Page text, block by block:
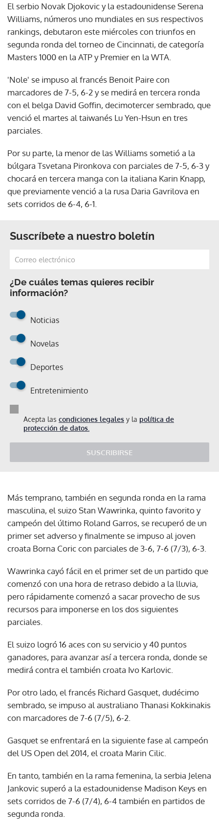
El serbio Novak Djokovic y la estadounidense Serena
Williams, números uno mundiales en sus respectivos
rankings, debutaron este miércoles con triunfos en
segunda ronda del torneo de Cincinnati, de categoría
Masters 1000 en la ATP y Premier en la WTA.
'Nole' se impuso al francés Benoit Paire con
marcadores de 7-5, 6-2 y se medirá en tercera ronda
con el belga David Goffin, decimotercer sembrado, que
venció el martes al taiwanés Lu Yen-Hsun en tres
parciales.
Por su parte, la menor de las Williams sometió a la
búlgara Tsvetana Pironkova con parciales de 7-5, 6-3 y
chocará en tercera manga con la italiana Karin Knapp,
que previamente venció a la rusa Daria Gavrilova en
sets corridos de 6-4, 6-1.
Suscríbete a nuestro boletín
¿De cuáles temas quieres recibir
información?
Noticias
Novelas
Deportes
Entretenimiento
Acepta las condiciones legales y la política de
protección de datos.
SUSCRIBIRSE
Más temprano, también en segunda ronda en la rama
masculina, el suizo Stan Wawrinka, quinto favorito y
campeón del último Roland Garros, se recuperó de un
primer set adverso y finalmente se impuso al joven
croata Borna Coric con parciales de 3-6, 7-6 (7/3), 6-3.
Wawrinka cayó fácil en el primer set de un partido que
comenzó con una hora de retraso debido a la lluvia,
pero rápidamente comenzó a sacar provecho de sus
recursos para imponerse en los dos siguientes
parciales.
El suizo logró 16 aces con su servicio y 40 puntos
ganadores, para avanzar así a tercera ronda, donde se
medirá contra el también croata Ivo Karlovic.
Por otro lado, el francés Richard Gasquet, dudécimo
sembrado, se impuso al australiano Thanasi Kokkinakis
con marcadores de 7-6 (7/5), 6-2.
Gasquet se enfrentará en la siguiente fase al campeón
del US Open del 2014, el croata Marin Cilic.
En tanto, también en la rama femenina, la serbia Jelena
Jankovic superó a la estadounidense Madison Keys en
sets corridos de 7-6 (7/4), 6-4 también en partidos de
segunda ronda.